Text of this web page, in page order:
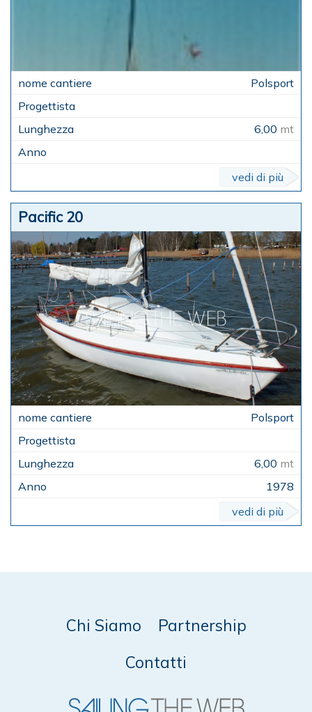
Polsport
6,00 mt
vedi di più
Pacific 20
Polsport
6,00 mt
1978
vedi di più
Chi Siamo
Partnership
Contatti